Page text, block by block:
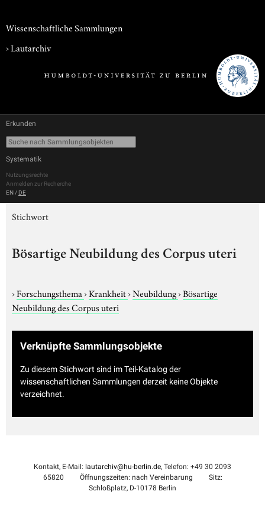
Wissenschaftliche Sammlungen
›Lautarchiv
Erkunden
Systematik
Nutzungsrechte
Anmelden zur Recherche
EN / DE
Stichwort
Bösartige Neubildung des Corpus uteri
›Forschungsthema›Krankheit›Neubildung›Bösartige
Neubildung des Corpus uteri
Verknüpfte Sammlungsobjekte
Zu diesem Stichwort sind im Teil-Katalog der
wissenschaftlichen Sammlungen derzeit keine Objekte
verzeichnet.
Kontakt, E-Mail: lautarchiv@hu-berlin.de, Telefon: +49 30 2093
65820
Öffnungszeiten: nach Vereinbarung
Sitz:
Schloßplatz, D-10178 Berlin